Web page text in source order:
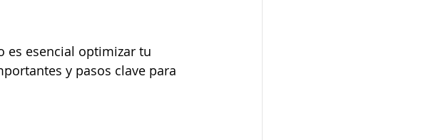
es esencial optimizar tu
y pasos clave para